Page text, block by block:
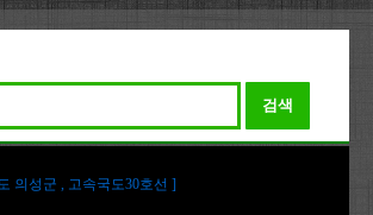
검색
의성군 , 고속국도30호선 ]